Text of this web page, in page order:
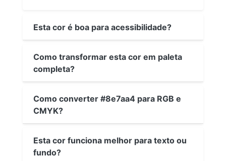
Esta cor é boa para acessibilidade?
Como transformar esta cor em paleta
completa?
Como converter #8e7aa4 para RGB e
CMYK?
Esta cor funciona melhor para texto ou
fundo?